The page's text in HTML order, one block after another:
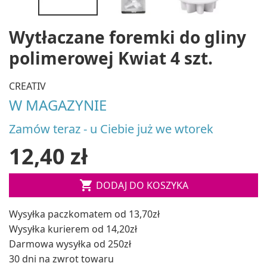
Wytłaczane foremki do gliny
polimerowej Kwiat 4 szt.
CREATIV
W MAGAZYNIE
Zamów teraz - u Ciebie już we wtorek
12,40 zł
 DODAJ DO KOSZYKA
Wysyłka paczkomatem od 13,70zł
Wysyłka kurierem od 14,20zł
Darmowa wysyłka od 250zł
30 dni na zwrot towaru